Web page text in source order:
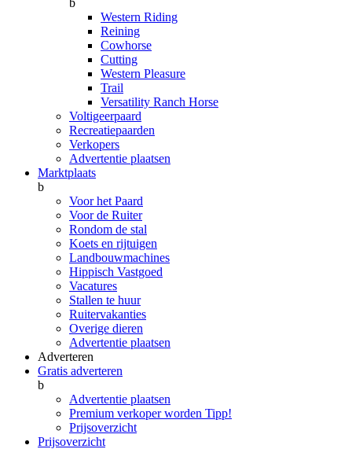
b
Western Riding
Reining
Cowhorse
Cutting
Western Pleasure
Trail
Versatility Ranch Horse
Voltigeerpaard
Recreatiepaarden
Verkopers
Advertentie plaatsen
Marktplaats
b
Voor het Paard
Voor de Ruiter
Rondom de stal
Koets en rijtuigen
Landbouwmachines
Hippisch Vastgoed
Vacatures
Stallen te huur
Ruitervakanties
Overige dieren
Advertentie plaatsen
Adverteren
Gratis adverteren
b
Advertentie plaatsen
Premium verkoper worden Tipp!
Prijsoverzicht
Prijsoverzicht